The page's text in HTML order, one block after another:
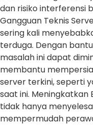
dan risiko interferensi
Gangguan Teknis
sering kali
terduga. Dengan
masalah ini dapat
membantu
server terkini, seperti
saat ini. Meningkatkan
tidak hanya
mempermudah